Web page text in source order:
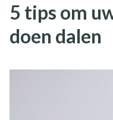
5 tips om
doen dalen